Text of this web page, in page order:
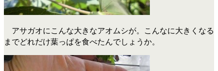
アサガオにこんな大きなアオムシが。こんなに大きくなる
までどれだけ葉っぱを食べたんでしょうか。